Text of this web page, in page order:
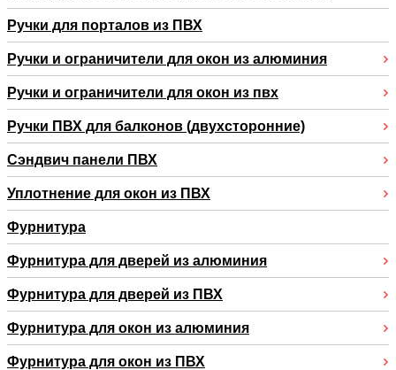
Ручки для порталов из ПВХ
Ручки и ограничители для окон из алюминия
Ручки и ограничители для окон из пвх
Ручки ПВХ для балконов (двухсторонние)
Сэндвич панели ПВХ
Уплотнение для окон из ПВХ
Фурнитура
Фурнитура для дверей из алюминия
Фурнитура для дверей из ПВХ
Фурнитура для окон из алюминия
Фурнитура для окон из ПВХ